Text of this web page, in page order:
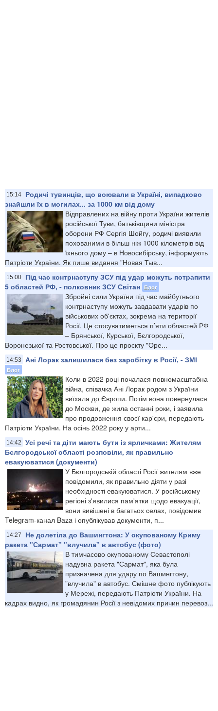
15:14
Родичі тувинців, що воювали в Україні, випадково
знайшли їх в могилах... за 1000 км від дому
Відправлених на війну проти України жителів
російської Туви, батьківщини міністра
оборони РФ Сергія Шойгу, родичі виявили
похованими в більш ніж 1000 кілометрів від
їхнього дому – в Новосибірську, інформують
Патріоти України. Як пише видання "Новая Тыв...
15:00
Під час контрнаступу ЗСУ під удар можуть потрапити
5 областей РФ, - полковник ЗСУ Світан Блог
Збройні сили України під час майбутнього
контрнаступу можуть завдавати ударів по
військових об'єктах, зокрема на території
Росії. Це стосуватиметься п’яти областей РФ
– Брянської, Курської, Бєлгородської,
Воронезької та Ростовської. Про це проєкту "Оре...
14:53 Ані Лорак залишилася без заробітку в Росії, - ЗМІ
Блог
Коли в 2022 році почалася повномасштабна
війна, співачка Ані Лорак родом з України
виїхала до Європи. Потім вона повернулася
до Москви, де жила останні роки, і заявила
про продовження своєї кар'єри, передають
Патріоти України. На осінь 2022 року у арти...
14:42
Усі речі та діти мають бути із ярличками: Жителям
Бєлгородської області розповіли, як правильно
евакуюватися (документи)
У Бєлгородській області Росії жителям вже
повідомили, як правильно діяти у разі
необхідності евакуюватися. У російському
регіоні з'явилися пам'ятки щодо евакуації,
вони вивішені в багатьох селах, повідомив
Telegram-канал Baza і опублікував документи, п...
14:27
Не долетіла до Вашингтона: У окупованому Криму
ракета "Сармат" "влучила" в автобус (фото)
В тимчасово окупованому Севастополі
надувна ракета "Сармат", яка була
призначена для удару по Вашингтону,
"влучила" в автобус. Смішне фото публікують
у Мережі, передають Патріоти України. На
кадрах видно, як громадянин Росії з невідомих причин перевоз...